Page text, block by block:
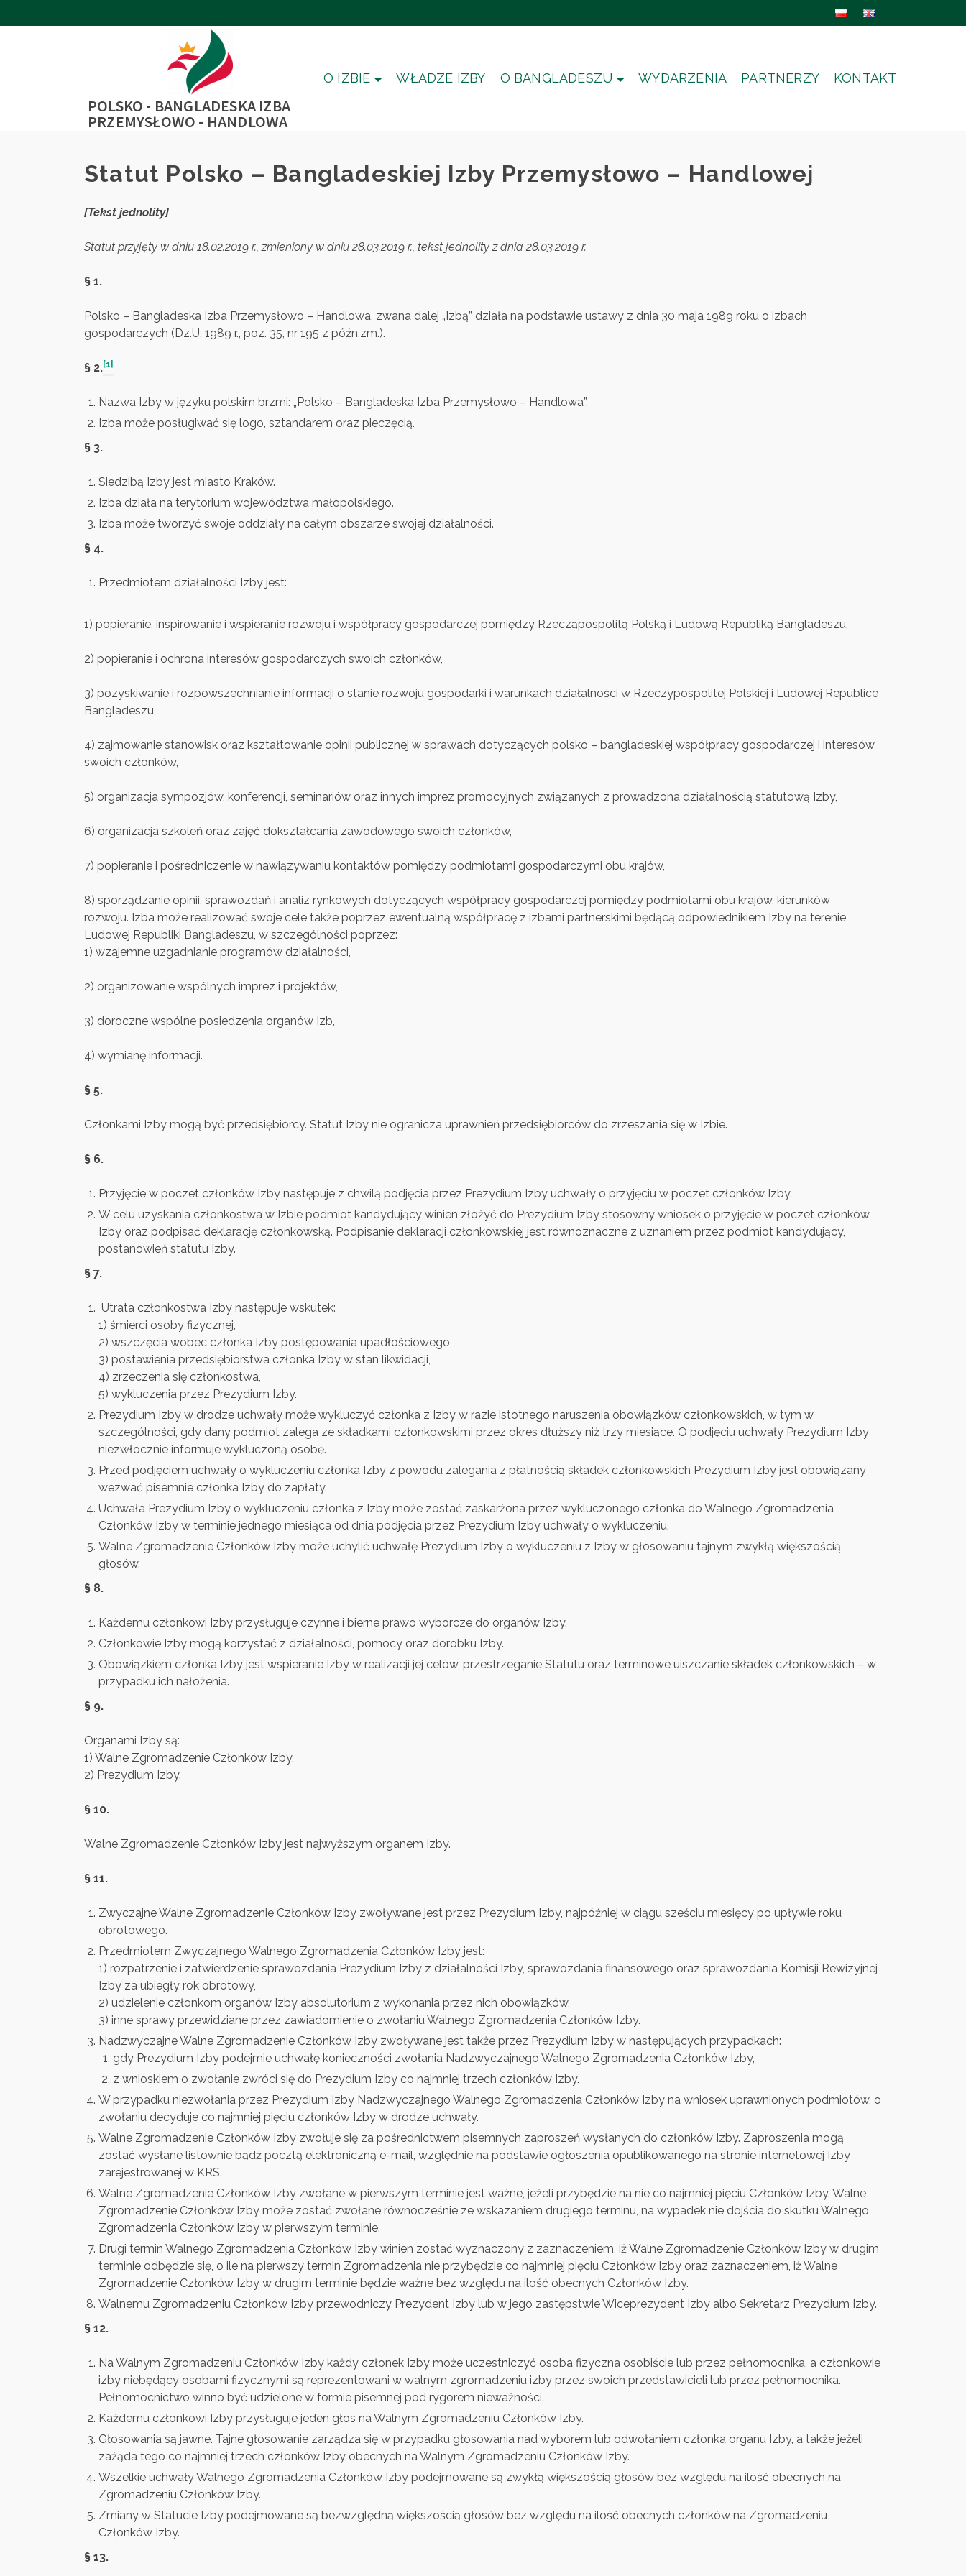
POLSKO - BANGLADESKA IZBA
PRZEMYSŁOWO - HANDLOWA
O IZBIE WŁADZE IZBY O BANGLADESZU WYDARZENIA PARTNERZY KONTAKT
Statut Polsko – Bangladeskiej Izby Przemysłowo – Handlowej
[Tekst jednolity]
Statut przyjęty w dniu 18.02.2019 r., zmieniony w dniu 28.03.2019 r., tekst jednolity z dnia 28.03.2019 r.
§ 1.
Polsko – Bangladeska Izba Przemysłowo – Handlowa, zwana dalej „Izbą” działa na podstawie ustawy z dnia 30 maja 1989 roku o izbach
gospodarczych (Dz.U. 1989 r., poz. 35, nr 195 z późn.zm.).
§ 2.[1]
Nazwa Izby w języku polskim brzmi: „Polsko – Bangladeska Izba Przemysłowo – Handlowa”.
Izba może posługiwać się logo, sztandarem oraz pieczęcią.
§ 3.
Siedzibą Izby jest miasto Kraków.
Izba działa na terytorium województwa małopolskiego.
Izba może tworzyć swoje oddziały na całym obszarze swojej działalności.
§ 4.
Przedmiotem działalności Izby jest:
1) popieranie, inspirowanie i wspieranie rozwoju i współpracy gospodarczej pomiędzy Rzecząpospolitą Polską i Ludową Republiką Bangladeszu,
2) popieranie i ochrona interesów gospodarczych swoich członków,
3) pozyskiwanie i rozpowszechnianie informacji o stanie rozwoju gospodarki i warunkach działalności w Rzeczypospolitej Polskiej i Ludowej Republice
Bangladeszu,
4) zajmowanie stanowisk oraz kształtowanie opinii publicznej w sprawach dotyczących polsko – bangladeskiej współpracy gospodarczej i interesów
swoich członków,
5) organizacja sympozjów, konferencji, seminariów oraz innych imprez promocyjnych związanych z prowadzona działalnością statutową Izby,
6) organizacja szkoleń oraz zajęć dokształcania zawodowego swoich członków,
7) popieranie i pośredniczenie w nawiązywaniu kontaktów pomiędzy podmiotami gospodarczymi obu krajów,
8) sporządzanie opinii, sprawozdań i analiz rynkowych dotyczących współpracy gospodarczej pomiędzy podmiotami obu krajów, kierunków
rozwoju. Izba może realizować swoje cele także poprzez ewentualną współpracę z izbami partnerskimi będącą odpowiednikiem Izby na terenie
Ludowej Republiki Bangladeszu, w szczególności poprzez:
1) wzajemne uzgadnianie programów działalności,
2) organizowanie wspólnych imprez i projektów,
3) doroczne wspólne posiedzenia organów Izb,
4) wymianę informacji.
§ 5.
Członkami Izby mogą być przedsiębiorcy. Statut Izby nie ogranicza uprawnień przedsiębiorców do zrzeszania się w Izbie.
§ 6.
Przyjęcie w poczet członków Izby następuje z chwilą podjęcia przez Prezydium Izby uchwały o przyjęciu w poczet członków Izby.
W celu uzyskania członkostwa w Izbie podmiot kandydujący winien złożyć do Prezydium Izby stosowny wniosek o przyjęcie w poczet członków
Izby oraz podpisać deklarację członkowską. Podpisanie deklaracji członkowskiej jest równoznaczne z uznaniem przez podmiot kandydujący,
postanowień statutu Izby.
§ 7.
Utrata członkostwa Izby następuje wskutek:
1) śmierci osoby fizycznej,
2) wszczęcia wobec członka Izby postępowania upadłościowego,
3) postawienia przedsiębiorstwa członka Izby w stan likwidacji,
4) zrzeczenia się członkostwa,
5) wykluczenia przez Prezydium Izby.
Prezydium Izby w drodze uchwały może wykluczyć członka z Izby w razie istotnego naruszenia obowiązków członkowskich, w tym w
szczególności, gdy dany podmiot zalega ze składkami członkowskimi przez okres dłuższy niż trzy miesiące. O podjęciu uchwały Prezydium Izby
niezwłocznie informuje wykluczoną osobę.
Przed podjęciem uchwały o wykluczeniu członka Izby z powodu zalegania z płatnością składek członkowskich Prezydium Izby jest obowiązany
wezwać pisemnie członka Izby do zapłaty.
Uchwała Prezydium Izby o wykluczeniu członka z Izby może zostać zaskarżona przez wykluczonego członka do Walnego Zgromadzenia
Członków Izby w terminie jednego miesiąca od dnia podjęcia przez Prezydium Izby uchwały o wykluczeniu.
Walne Zgromadzenie Członków Izby może uchylić uchwałę Prezydium Izby o wykluczeniu z Izby w głosowaniu tajnym zwykłą większością
głosów.
§ 8.
Każdemu członkowi Izby przysługuje czynne i bierne prawo wyborcze do organów Izby.
Członkowie Izby mogą korzystać z działalności, pomocy oraz dorobku Izby.
Obowiązkiem członka Izby jest wspieranie Izby w realizacji jej celów, przestrzeganie Statutu oraz terminowe uiszczanie składek członkowskich – w
przypadku ich nałożenia.
§ 9.
Organami Izby są:
1) Walne Zgromadzenie Członków Izby,
2) Prezydium Izby.
§ 10.
Walne Zgromadzenie Członków Izby jest najwyższym organem Izby.
§ 11.
Zwyczajne Walne Zgromadzenie Członków Izby zwoływane jest przez Prezydium Izby, najpóźniej w ciągu sześciu miesięcy po upływie roku
obrotowego.
Przedmiotem Zwyczajnego Walnego Zgromadzenia Członków Izby jest:
1) rozpatrzenie i zatwierdzenie sprawozdania Prezydium Izby z działalności Izby, sprawozdania finansowego oraz sprawozdania Komisji Rewizyjnej
Izby za ubiegły rok obrotowy,
2) udzielenie członkom organów Izby absolutorium z wykonania przez nich obowiązków,
3) inne sprawy przewidziane przez zawiadomienie o zwołaniu Walnego Zgromadzenia Członków Izby.
Nadzwyczajne Walne Zgromadzenie Członków Izby zwoływane jest także przez Prezydium Izby w następujących przypadkach:
gdy Prezydium Izby podejmie uchwałę konieczności zwołania Nadzwyczajnego Walnego Zgromadzenia Członków Izby,
z wnioskiem o zwołanie zwróci się do Prezydium Izby co najmniej trzech członków Izby.
W przypadku niezwołania przez Prezydium Izby Nadzwyczajnego Walnego Zgromadzenia Członków Izby na wniosek uprawnionych podmiotów, o
zwołaniu decyduje co najmniej pięciu członków Izby w drodze uchwały.
Walne Zgromadzenie Członków Izby zwołuje się za pośrednictwem pisemnych zaproszeń wysłanych do członków Izby. Zaproszenia mogą
zostać wysłane listownie bądź pocztą elektroniczną e-mail, względnie na podstawie ogłoszenia opublikowanego na stronie internetowej Izby
zarejestrowanej w KRS.
Walne Zgromadzenie Członków Izby zwołane w pierwszym terminie jest ważne, jeżeli przybędzie na nie co najmniej pięciu Członków Izby. Walne
Zgromadzenie Członków Izby może zostać zwołane równocześnie ze wskazaniem drugiego terminu, na wypadek nie dojścia do skutku Walnego
Zgromadzenia Członków Izby w pierwszym terminie.
Drugi termin Walnego Zgromadzenia Członków Izby winien zostać wyznaczony z zaznaczeniem, iż Walne Zgromadzenie Członków Izby w drugim
terminie odbędzie się, o ile na pierwszy termin Zgromadzenia nie przybędzie co najmniej pięciu Członków Izby oraz zaznaczeniem, iż Walne
Zgromadzenie Członków Izby w drugim terminie będzie ważne bez względu na ilość obecnych Członków Izby.
Walnemu Zgromadzeniu Członków Izby przewodniczy Prezydent Izby lub w jego zastępstwie Wiceprezydent Izby albo Sekretarz Prezydium Izby.
§ 12.
Na Walnym Zgromadzeniu Członków Izby każdy członek Izby może uczestniczyć osoba fizyczna osobiście lub przez pełnomocnika, a członkowie
izby niebędący osobami fizycznymi są reprezentowani w walnym zgromadzeniu izby przez swoich przedstawicieli lub przez pełnomocnika.
Pełnomocnictwo winno być udzielone w formie pisemnej pod rygorem nieważności.
Każdemu członkowi Izby przysługuje jeden głos na Walnym Zgromadzeniu Członków Izby.
Głosowania są jawne. Tajne głosowanie zarządza się w przypadku głosowania nad wyborem lub odwołaniem członka organu Izby, a także jeżeli
zażąda tego co najmniej trzech członków Izby obecnych na Walnym Zgromadzeniu Członków Izby.
Wszelkie uchwały Walnego Zgromadzenia Członków Izby podejmowane są zwykłą większością głosów bez względu na ilość obecnych na
Zgromadzeniu Członków Izby.
Zmiany w Statucie Izby podejmowane są bezwzględną większością głosów bez względu na ilość obecnych członków na Zgromadzeniu
Członków Izby.
§ 13.